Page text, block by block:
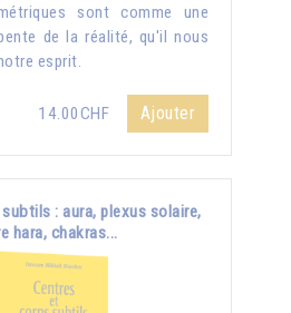
sont comme une
de la réalité, qu'il nous
esprit.
14.00CHF Ajouter
: aura, plexus solaire,
hara, chakras...